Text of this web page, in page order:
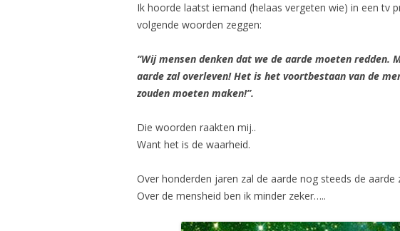
Ik hoorde laatst iemand (helaas vergeten wie) in een tv
volgende woorden zeggen:
“Wij mensen denken dat we de aarde moeten redden.
aarde zal overleven! Het is het voortbestaan van de
zouden moeten maken!”.
Die woorden raakten mij..
Want het is de waarheid.
Over honderden jaren zal de aarde nog steeds de aarde
Over de mensheid ben ik minder zeker…..